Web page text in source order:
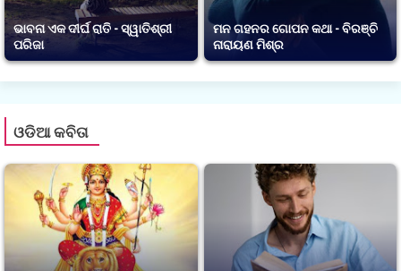
ଭାବନା ଏକ ଦୀର୍ଘ ରାତି - ସ୍ୱାତିଶ୍ରୀ
ପରିଜା
ମନ ଗହନର ଗୋପନ କଥା - ବିରଞ୍ଚି
ନାରାୟଣ ମିଶ୍ର
ଓଡିଆ କବିତା